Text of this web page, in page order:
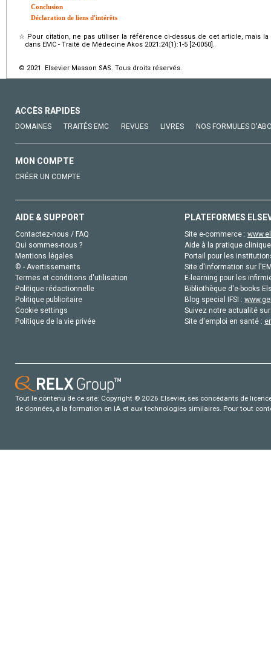
Conclusion
Déclaration de liens d'intérêts
☆ Pour citation, ne pas utiliser la référence ci-dessus de cet article, mais
dans EMC - Traité de Médecine Akos 2021;24(1):1-5 [2-0050].
© 2021 Elsevier Masson SAS. Tous droits réservés.
ACCÈS RAPIDES
DOMAINES TRAITÉS EMC REVUES LIVRES NOS FORMULES
MON COMPTE
CRÉER UN COMPTE
AIDE & SUPPORT
Contactez-nous / FAQ
Qui sommes-nous ?
Mentions légales
© - Avertissements
Termes et conditions d'utilisation
Politique rédactionnelle
Politique publicitaire
Cookie settings
Politique de la vie privée
PLATEFORMES
Site e-commerce :
Aide à la pratique
Portail pour les
Site d'information sur
E-learning pour les
Bibliothèque d'e-books
Blog special IFSI :
Suivez notre actualité
Site d'emploi en santé :
Tout le contenu de ce site: Copyright © 2026 Elsevier, ses concédants de
de données, a la formation en IA et aux technologies similaires. Pour tout